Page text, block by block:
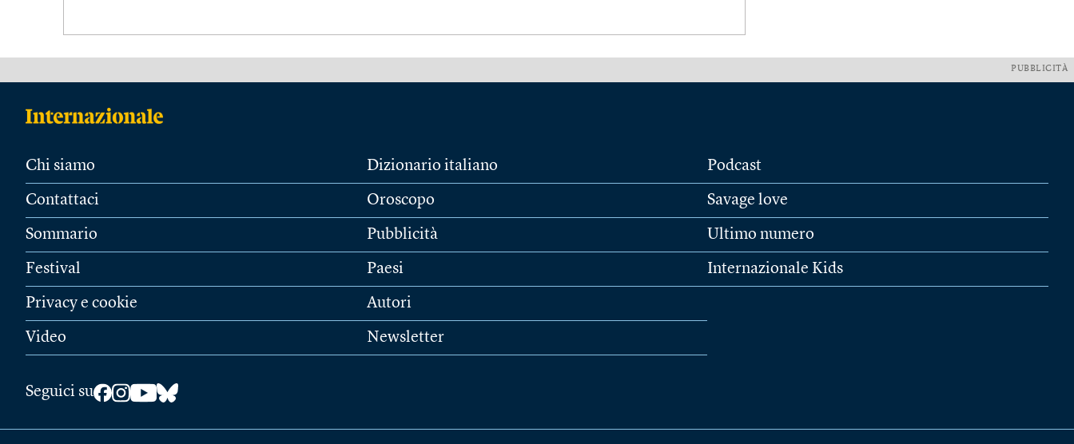
PUBBLICITÀ
Chi siamo
Contattaci
Sommario
Festival
Privacy e cookie
Video
Dizionario italiano
Oroscopo
Pubblicità
Paesi
Autori
Newsletter
Podcast
Savage love
Ultimo numero
Internazionale Kids
Seguici su